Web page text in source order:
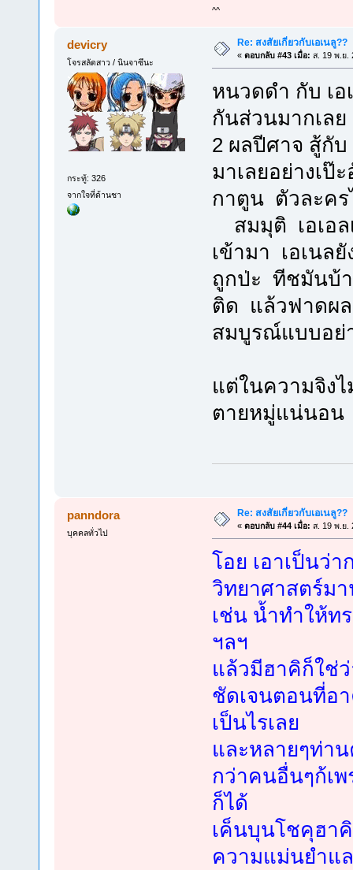
^^
devicry
โจรสลัดสาว / นินจาซึนะ
กระทู้: 326
จากใจที่ด้านชา
Re: สงสัยเกี่ยวกับเอเนลู??
« ตอบกลับ #43 เมื่อ: ส. 19 พ.ย.
หนวดดำ กับ เ
กันส่วนมากเล
2 ผลปีศาจ สู้กั
มาเลยอย่างเ
กาตูน ตัวละคร
สมมุติ เอเอล
เข้ามา เอเนล
ถูกป่ะ ทีชมันบ้า
ติด แล้วฟาดผล
สมบูรณ์แบบอย่
แต่ในความจิง
ตายหมู่แน่นอน
panndora
บุคคลทั่วไป
Re: สงสัยเกี่ยวกับเอเนลู??
« ตอบกลับ #44 เมื่อ: ส. 19 พ.ย.
โอย เอาเป็นว่
วิทยาศาสตร์ม
เช่น น้ำทำให้ท
ฯลฯ
แล้วมีฮาคิก็ใช่ว่
ชัดเจนตอนที่อ
เป็นไรเลย
และหลายๆท่าน
กว่าคนอื่นๆก้เพ
ก็ได้
เค็นบุนโชคุฮา
ความแม่นยำแ